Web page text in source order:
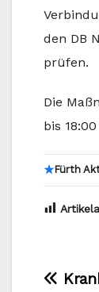
den DB
prüfen.
Die
bis
★Fürth